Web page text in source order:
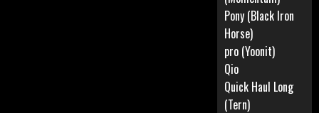
Pony (Black Iron
Horse)
pro (Yoonit)
Qio
Quick Haul Long
(Tern)